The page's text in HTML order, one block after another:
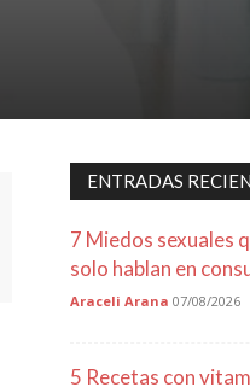
ENTRADAS
7 Miedos sexuales
solo hablan en
Araceli Arana 07/08/2026
5 Recetas con